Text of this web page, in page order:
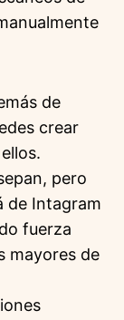
de
crear
pero
de Intagram
fuerza
mayores de